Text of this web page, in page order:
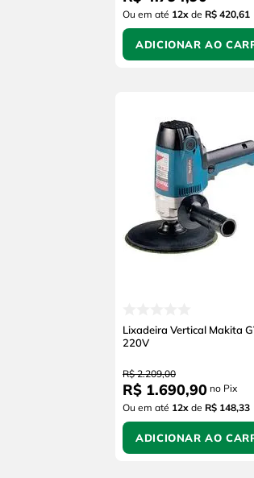
Ou em até 12x de R$ 420,61
ADICIONAR AO
Lixadeira Vertical Makita
220V
R$ 2.209,00
R$ 1.690,90 no Pix
Ou em até 12x de R$ 148,33
ADICIONAR AO